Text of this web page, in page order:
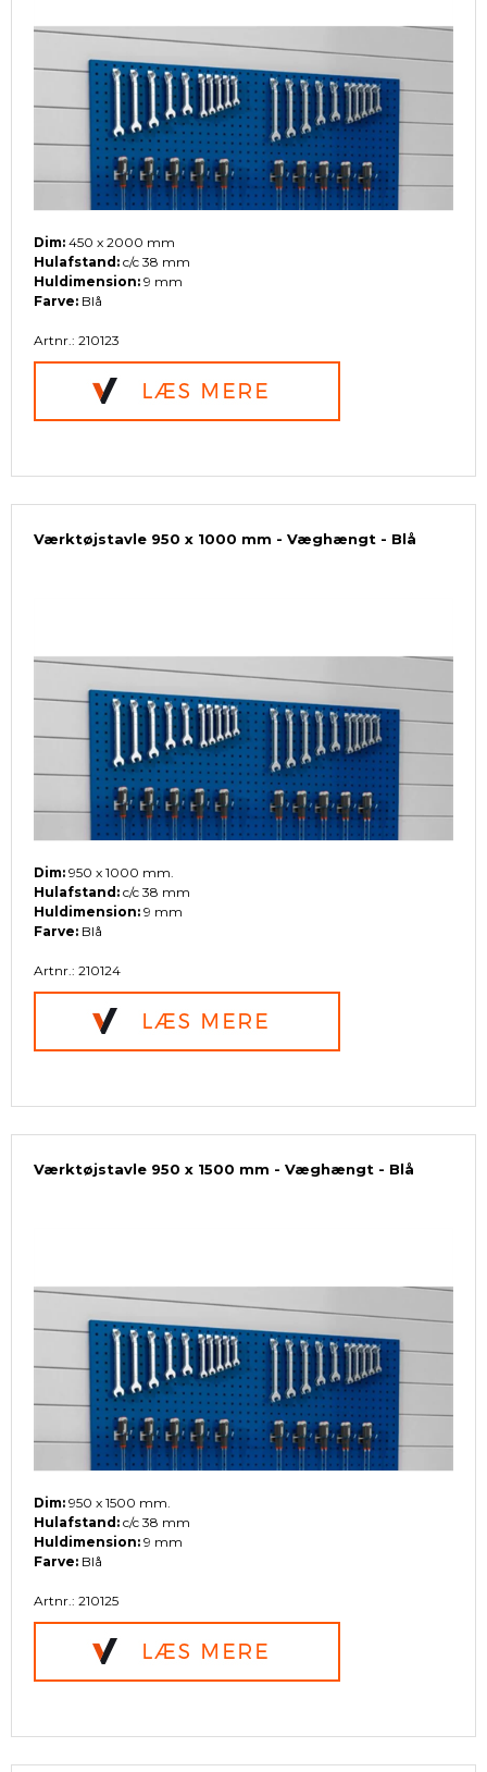
Dim: 450 x 2000 mm
Hulafstand: c/c 38 mm
Huldimension: 9 mm
Farve: Blå
Artnr.: 210123
Værktøjstavle 950 x 1000 mm - Væghængt - Blå
Dim: 950 x 1000 mm.
Hulafstand: c/c 38 mm
Huldimension: 9 mm
Farve: Blå
Artnr.: 210124
Værktøjstavle 950 x 1500 mm - Væghængt - Blå
Dim: 950 x 1500 mm.
Hulafstand: c/c 38 mm
Huldimension: 9 mm
Farve: Blå
Artnr.: 210125